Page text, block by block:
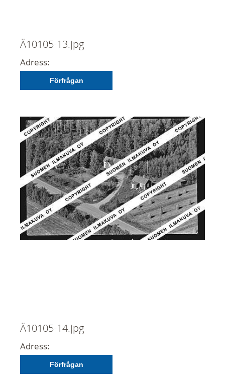
Ä10105-13.jpg
Adress:
Förfrågan
Ä10105-14.jpg
Adress:
Förfrågan